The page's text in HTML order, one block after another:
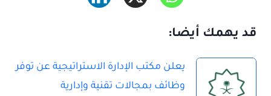
قد يهمك أيضا:
يعلن مكتب الإدارة الاستراتيجية عن توفر
وظائف بمجالات تقنية وإدارية